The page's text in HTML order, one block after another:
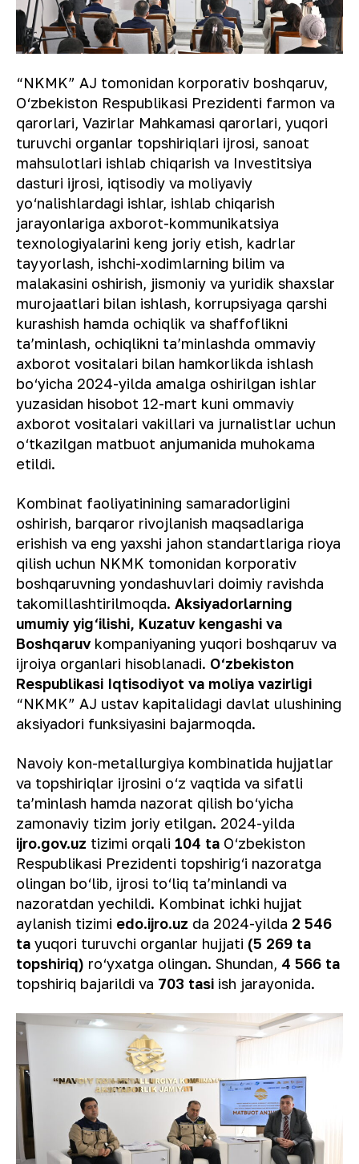
“NKMK” AJ tomonidan korporativ boshqaruv,
O‘zbekiston Respublikasi Prezidenti farmon va
qarorlari, Vazirlar Mahkamasi qarorlari, yuqori
turuvchi organlar topshiriqlari ijrosi, sanoat
mahsulotlari ishlab chiqarish va Investitsiya
dasturi ijrosi, iqtisodiy va moliyaviy
yo‘nalishlardagi ishlar, ishlab chiqarish
jarayonlariga axborot-kommunikatsiya
texnologiyalarini keng joriy etish, kadrlar
tayyorlash, ishchi-xodimlarning bilim va
malakasini oshirish, jismoniy va yuridik shaxslar
murojaatlari bilan ishlash, korrupsiyaga qarshi
kurashish hamda ochiqlik va shaffoflikni
ta’minlash, ochiqlikni ta’minlashda ommaviy
axborot vositalari bilan hamkorlikda ishlash
bo‘yicha 2024-yilda amalga oshirilgan ishlar
yuzasidan hisobot 12-mart kuni ommaviy
axborot vositalari vakillari va jurnalistlar uchun
o‘tkazilgan matbuot anjumanida muhokama
etildi.
Kombinat faoliyatinining samaradorligini
oshirish, barqaror rivojlanish maqsadlariga
erishish va eng yaxshi jahon standartlariga rioya
qilish uchun NKMK tomonidan korporativ
boshqaruvning yondashuvlari doimiy ravishda
takomillashtirilmoqda. Aksiyadorlarning
umumiy yig‘ilishi, Kuzatuv kengashi va
Boshqaruvkompaniyaning yuqori boshqaruv va
ijroiya organlari hisoblanadi. O‘zbekiston
Respublikasi Iqtisodiyot va moliya vazirligi
“NKMK” AJ ustav kapitalidagi davlat ulushining
aksiyadori funksiyasini bajarmoqda.
Navoiy kon-metallurgiya kombinatida hujjatlar
va topshiriqlar ijrosini o‘z vaqtida va sifatli
ta’minlash hamda nazorat qilish bo‘yicha
zamonaviy tizim joriy etilgan. 2024-yilda
ijro.gov.uz tizimi orqali 104 ta O‘zbekiston
Respublikasi Prezidenti topshirig‘i nazoratga
olingan bo‘lib, ijrosi to‘liq ta’minlandi va
nazoratdan yechildi. Kombinat ichki hujjat
aylanish tizimi edo.ijro.uz da 2024-yilda 2 546
ta yuqori turuvchi organlar hujjati (5 269 ta
topshiriq) ro‘yxatga olingan. Shundan, 4 566 ta
topshiriq bajarildi va 703 tasi ish jarayonida.